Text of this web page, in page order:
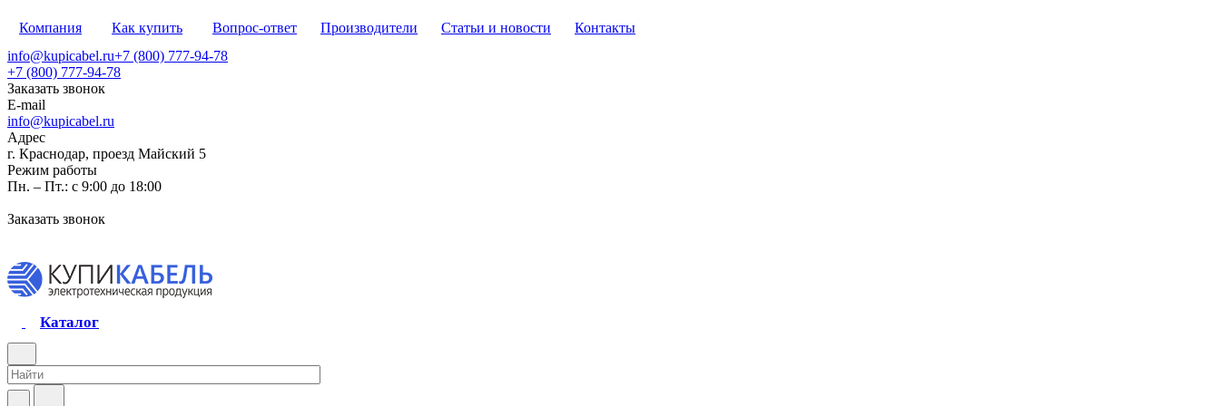
Компания Как купить Вопрос-ответ Производители Статьи и новости
Контакты
info@kupicabel.ru+7 (800) 777-94-78
+7 (800) 777-94-78
Заказать звонок
E-mail
info@kupicabel.ru
Адрес
г. Краснодар, проезд Майский 5
Режим работы
Пн. – Пт.: с 9:00 до 18:00
Заказать звонок
Каталог